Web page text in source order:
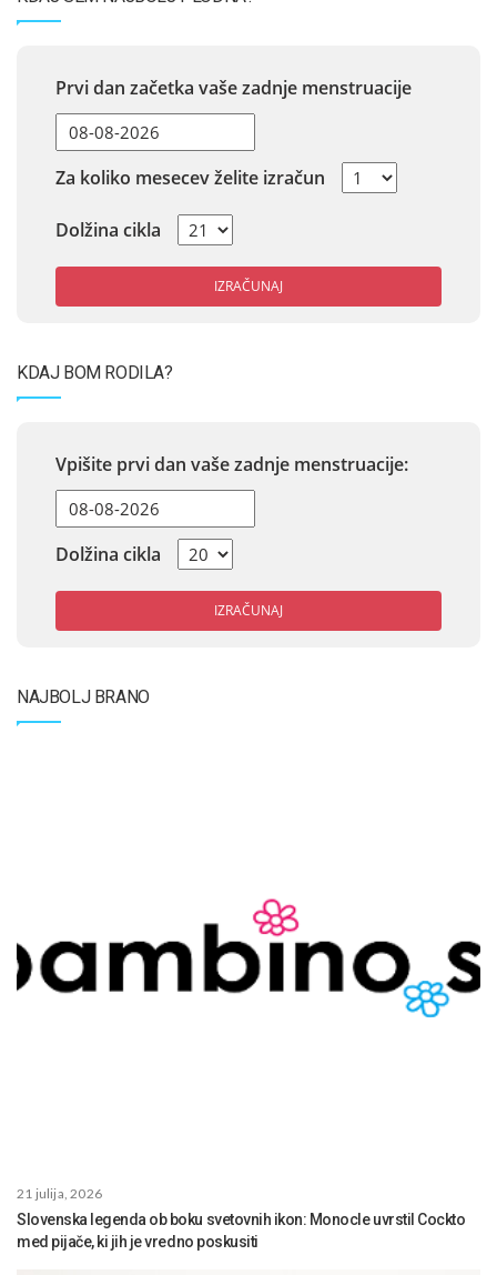
Prvi dan začetka vaše zadnje menstruacije
Za koliko mesecev želite izračun
Dolžina cikla
IZRAČUNAJ
KDAJ BOM RODILA?
Vpišite prvi dan vaše zadnje menstruacije:
Dolžina cikla
IZRAČUNAJ
NAJBOLJ BRANO
21 julija, 2026
Slovenska legenda ob boku svetovnih ikon: Monocle uvrstil Cockto
med pijače, ki jih je vredno poskusiti